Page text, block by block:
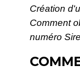
Création
Comment
numéro